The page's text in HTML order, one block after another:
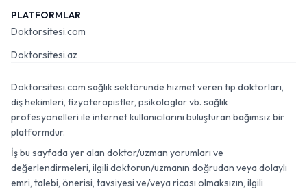
PLATFORMLAR
Doktorsitesi.com
Doktorsitesi.az
Doktorsitesi.com sağlık sektöründe hizmet veren tıp doktorları,
diş hekimleri, fizyoterapistler, psikologlar vb. sağlık
profesyonelleri ile internet kullanıcılarını buluşturan bağımsız bir
platformdur.
İş bu sayfada yer alan doktor/uzman yorumları ve
değerlendirmeleri, ilgili doktorun/uzmanın doğrudan veya dolaylı
emri, talebi, önerisi, tavsiyesi ve/veya ricası olmaksızın, ilgili